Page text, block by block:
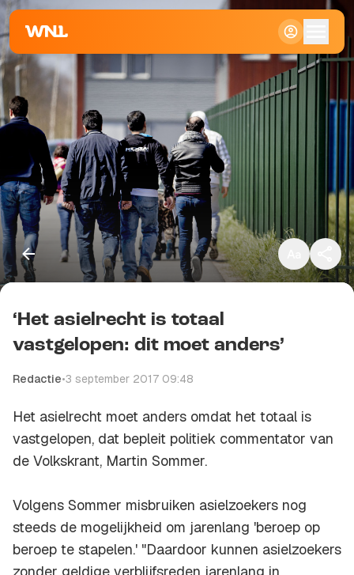
‘Het asielrecht is totaal
vastgelopen: dit moet anders’
Redactie•3 september 2017 09:48
Het asielrecht moet anders omdat het totaal is
vastgelopen, dat bepleit politiek commentator van
de Volkskrant, Martin Sommer.
Volgens Sommer misbruiken asielzoekers nog
steeds de mogelijkheid om jarenlang 'beroep op
beroep te stapelen.' "Daardoor kunnen asielzoekers